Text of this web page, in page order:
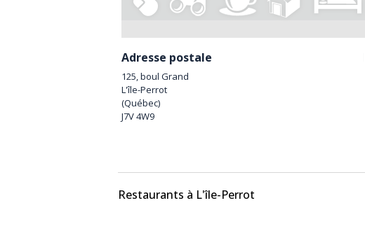
Adresse postale
125, boul Grand
L'île-Perrot
(Québec)
J7V 4W9
Restaurants à L'île-Perrot